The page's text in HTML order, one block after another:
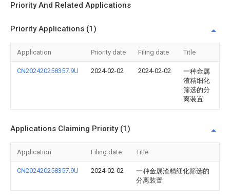
Priority And Related Applications
Priority Applications (1)
Application Priority date Filing date Title
CN202420258357.9U 2024-02-02 2024-02-02
一种金属
渣精细化
筛选的分
离装置
Applications Claiming Priority (1)
Application Filing date Title
CN202420258357.9U 2024-02-02
一种金属渣精细化筛选的
分离装置